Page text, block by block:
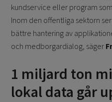
kundservice eller program
Inom den offentliga sektorn
bättre hantering av
och medborgardialog, säger
1 miljard ton
lokal data går